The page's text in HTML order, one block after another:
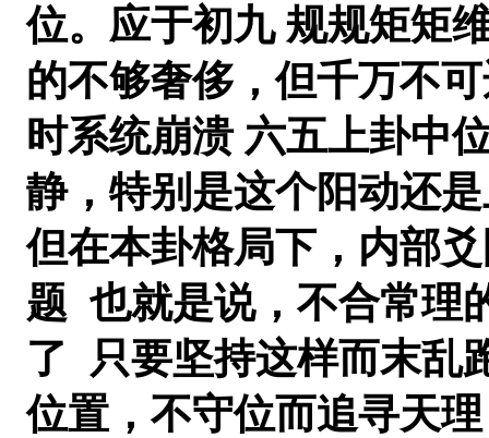
位。应于初九 规规矩矩
的不够奢侈，但千万不
时系统崩溃 六五上卦中
静，特别是这个阳动还
但在本卦格局下，内部
题 也就是说，不合常理
了 只要坚持这样而末乱
位置，不守位而追寻天